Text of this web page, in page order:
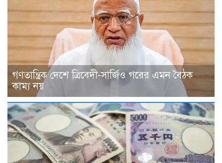
গণতান্ত্রিক দেশে ত্রিবেদী-সার্জিও গরের এমন বৈঠক
কাম্য নয়